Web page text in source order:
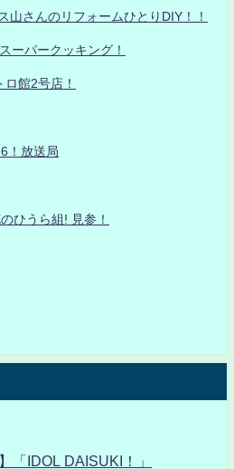
山さんのリフォームひとりDIY！！
ーパークッキング！
館2号店！
！放送局
ひうら組! 見参！
「IDOL DAISUKI！」